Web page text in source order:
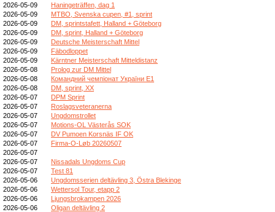
2026-05-09
Haningeträffen, dag 1
2026-05-09
MTBO, Svenska cupen, #1, sprint
2026-05-09
DM, sprintstafett, Halland + Göteborg
2026-05-09
DM, sprint, Halland + Göteborg
2026-05-09
Deutsche Meisterschaft Mittel
2026-05-09
Fäbodloppet
2026-05-09
Kärntner Meisterschaft Mitteldistanz
2026-05-08
Prolog zur DM Mittel
2026-05-08
Командний чемпіонат України E1
2026-05-08
DM, sprint, XX
2026-05-07
DPM Sprint
2026-05-07
Roslagsveteranerna
2026-05-07
Ungdomstrollet
2026-05-07
Motions-OL Västerås SOK
2026-05-07
DV Pumoen Korsnäs IF OK
2026-05-07
Firma-O-Løb 20260507
2026-05-07
2026-05-07
Nissadals Ungdoms Cup
2026-05-07
Test 81
2026-05-06
Ungdomsserien deltävling 3, Östra Blekinge
2026-05-06
Wettersol Tour, etapp 2
2026-05-06
Ljungsbrokampen 2026
2026-05-06
Oligan deltävling 2